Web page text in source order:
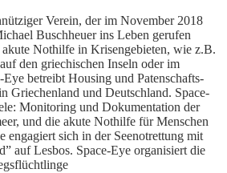
Verein, der im November 2018
Buschheuer ins Leben gerufen
Nothilfe in Krisengebieten, wie z.B.
den griechischen Inseln oder im
betreibt Housing und Patenschafts-
Griechenland und Deutschland. Space-
Monitoring und Dokumentation der
und die akute Nothilfe für Menschen
engagiert sich in der Seenotrettung mit
auf Lesbos. Space-Eye organisiert die